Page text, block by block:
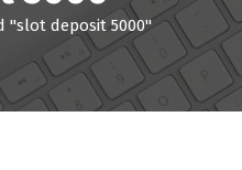
"slot deposit 5000"